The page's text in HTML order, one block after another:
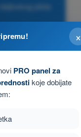
pilota
×
PRO panel za
koje dobijate